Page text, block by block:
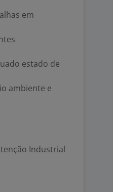
em
estado de
ambiente e
Industrial